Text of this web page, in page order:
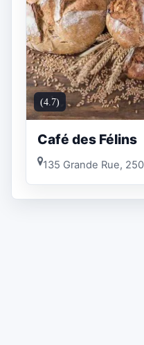
(4.7)
Café des Félins
135 Grande Rue,